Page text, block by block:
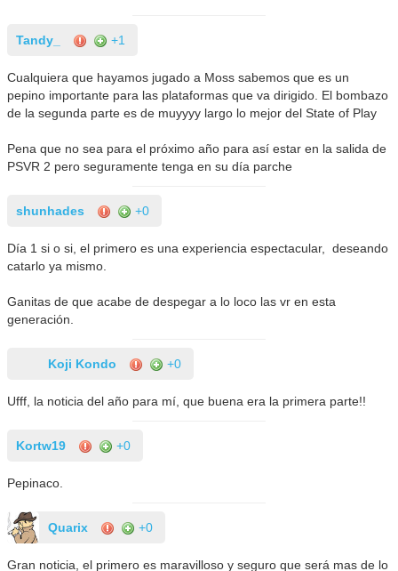
Tandy_ +1
Cualquiera que hayamos jugado a Moss sabemos que es un
pepino importante para las plataformas que va dirigido. El bombazo
de la segunda parte es de muyyyy largo lo mejor del State of Play
Pena que no sea para el próximo año para así estar en la salida de
PSVR 2 pero seguramente tenga en su día parche
shunhades +0
Día 1 si o si, el primero es una experiencia espectacular, deseando
catarlo ya mismo.
Ganitas de que acabe de despegar a lo loco las vr en esta
generación.
Koji Kondo +0
Ufff, la noticia del año para mí, que buena era la primera parte!!
Kortw19 +0
Pepinaco.
Quarix +0
Gran noticia, el primero es maravilloso y seguro que será mas de lo